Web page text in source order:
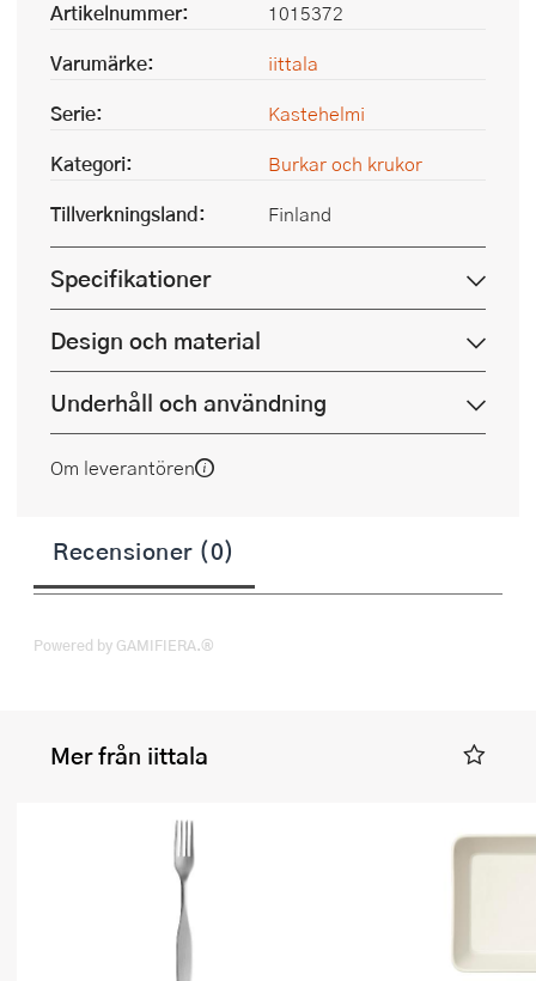
Artikelnummer:
1015372
Varumärke:
iittala
Serie:
Kastehelmi
Kategori:
Burkar och krukor
Tillverkningsland:
Finland
Specifikationer
Design och material
Underhåll och användning
Om leverantören
Recensioner (0)
Powered by GAMIFIERA.®
Mer från iittala